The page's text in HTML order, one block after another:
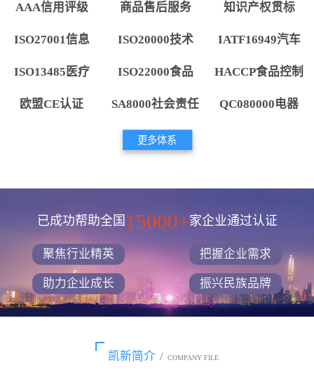
AAA信用评级 商品售后服务 知识产权贯标
ISO27001信息 ISO20000技术 IATF16949汽车
ISO13485医疗 ISO22000食品 HACCP食品控制
欧盟CE认证 SA8000社会责任 QC080000电器
更多体系
已成功帮助全国 15000+家企业通过认证
聚焦行业精英 把握企业需求
助力企业成长 振兴民族品牌
凯新简介 / COMPANY FILE